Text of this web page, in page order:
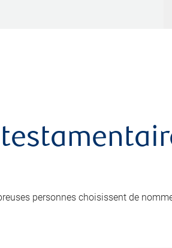
personnes choisissent de